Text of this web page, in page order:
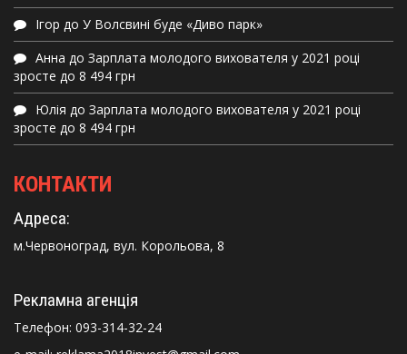
Ігор до У Волсвині буде «Диво парк»
Анна до Зарплата молодого вихователя у 2021 році
зросте до 8 494 грн
Юлія до Зарплата молодого вихователя у 2021 році
зросте до 8 494 грн
КОНТАКТИ
Адреса:
м.Червоноград, вул. Корольова, 8
Рекламна агенція
Телефон: 093-314-32-24